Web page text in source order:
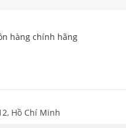
hàng chính hãng
Hồ Chí Minh